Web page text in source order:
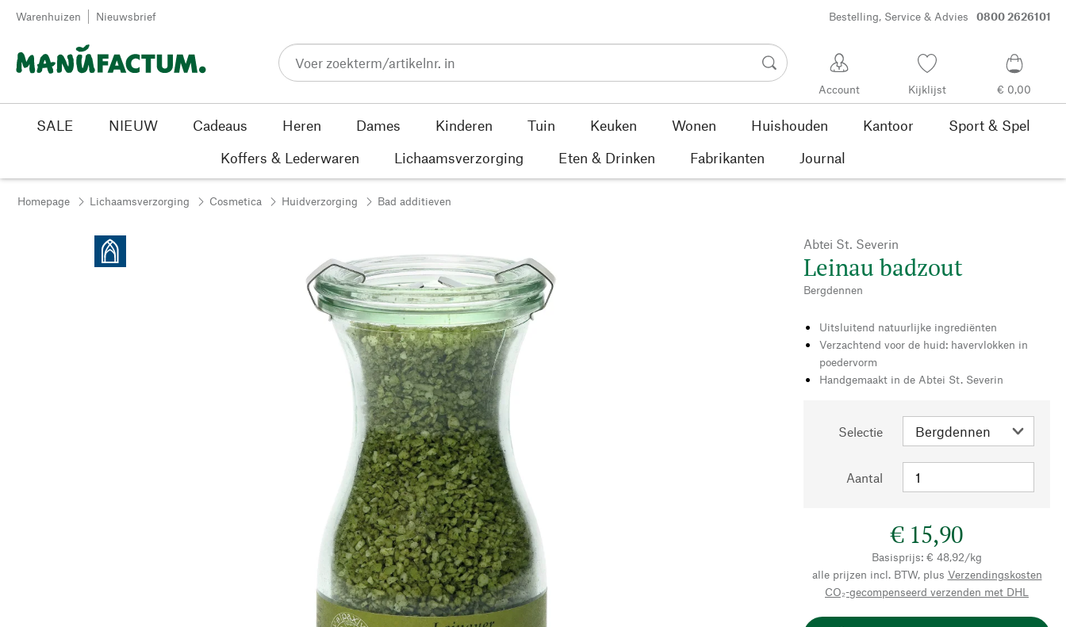
Passer au contenu
Warenhuizen Nieuwsbrief Bestelling, Service & Advies 0800 2626101
Account Kijklijst € 0,00
SALE NIEUW Cadeaus Heren Dames Kinderen Tuin Keuken Wonen Huishouden Kantoor
Sport & Spel
Koffers & Lederwaren
Lichaamsverzorging Eten & Drinken Fabrikanten Journal
Homepage Lichaamsverzorging Cosmetica Huidverzorging Bad additieven
Abtei St. Severin
Leinau badzout
Bergdennen
Uitsluitend natuurlijke ingrediënten
Verzachtend voor de huid: havervlokken in
poedervorm
Handgemaakt in de Abtei St. Severin
Selectie
Aantal
€ 15,90
Basisprijs: € 48,92/kg
alle prijzen incl. BTW, plus Verzendingskosten
CO₂-gecompenseerd verzenden met DHL